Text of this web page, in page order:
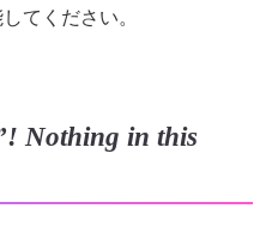
てください。
Nothing in this